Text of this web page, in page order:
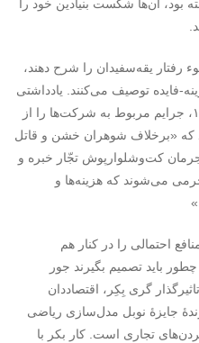
آن‌ها شکست بنیادین خود را
یقه‌سفیدان را شرح دهند،
فایده توصیف می‌کنند. یادداشتی
، در سال ۱۹۷۶، جرایم مربوط به شرکت‌ها را از
که «برخلاف شوهران خشن و قاتل
کت‌وشلوارپوش تجّار خبره و
می‌شوند که هزینه‌ها و
احتمالی را در کنار هم
باید تصمیم بگیرند جور
گری بِکِر، اقتصاددان
جایزۀ نوبل مدل‌سازی ریاضی
تجاری است. کار بکر با